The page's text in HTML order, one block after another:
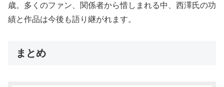
歳。多くのファン、関係者から惜しまれる中、西澤氏の功
績と作品は今後も語り継がれます。
まとめ